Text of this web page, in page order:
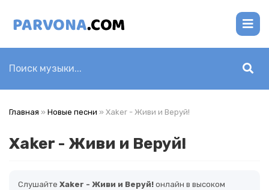
Главная » Новые песни » Xaker - Живи и Веруй!
Xaker - Живи и Веруй!
Слушайте Xaker - Живи и Веруй! онлайн в высоком